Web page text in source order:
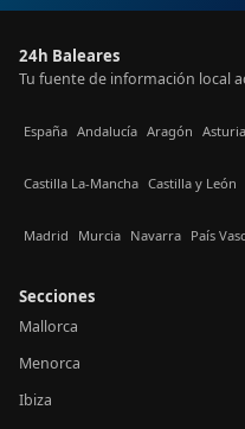
24h Baleares
Tu fuente de información local
España Andalucía Aragón
Castilla La-Mancha Castilla y León
Madrid Murcia Navarra País
Secciones
Mallorca
Menorca
Ibiza